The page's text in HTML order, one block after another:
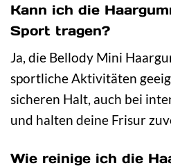
Kann ich die
Sport tragen?
Ja, die Bellody Mini
sportliche Aktivitäten
sicheren Halt, auch bei
und halten deine Frisur
Wie reinige ich die